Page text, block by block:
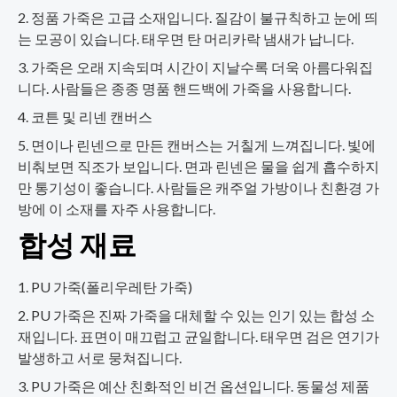
정품 가죽은 고급 소재입니다. 질감이 불규칙하고 눈에 띄
는 모공이 있습니다. 태우면 탄 머리카락 냄새가 납니다.
가죽은 오래 지속되며 시간이 지날수록 더욱 아름다워집
니다. 사람들은 종종 명품 핸드백에 가죽을 사용합니다.
코튼 및 리넨 캔버스
면이나 린넨으로 만든 캔버스는 거칠게 느껴집니다. 빛에
비춰보면 직조가 보입니다. 면과 린넨은 물을 쉽게 흡수하지
만 통기성이 좋습니다. 사람들은 캐주얼 가방이나 친환경 가
방에 이 소재를 자주 사용합니다.
합성 재료
PU 가죽(폴리우레탄 가죽)
PU 가죽은 진짜 가죽을 대체할 수 있는 인기 있는 합성 소
재입니다. 표면이 매끄럽고 균일합니다. 태우면 검은 연기가
발생하고 서로 뭉쳐집니다.
PU 가죽은 예산 친화적인 비건 옵션입니다. 동물성 제품